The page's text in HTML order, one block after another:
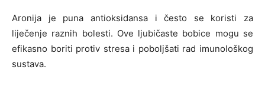
Aronija je puna antioksidansa i često se koristi za
liječenje raznih bolesti. Ove ljubičaste bobice mogu se
efikasno boriti protiv stresa i poboljšati rad imunološkog
sustava.